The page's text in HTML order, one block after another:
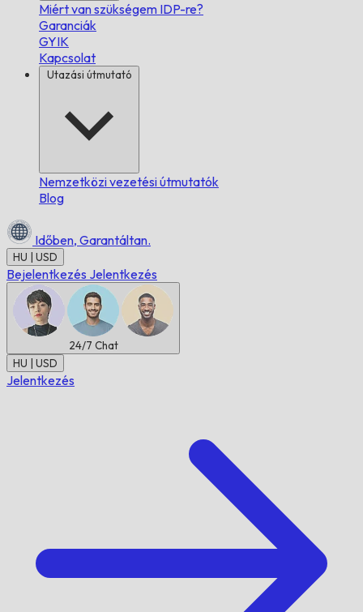
Miért van szükségem IDP-re?
Garanciák
GYIK
Kapcsolat
Utazási útmutató
Nemzetközi vezetési útmutatók
Blog
Időben, Garantáltan.
HU | USD
Bejelentkezés Jelentkezés
24/7 Chat
HU | USD
Jelentkezés